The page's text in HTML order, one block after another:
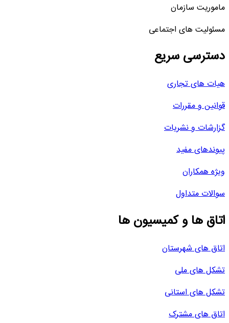
ماموریت سازمان
مسئولیت های اجتماعی
دسترسی سریع
هیات های تجاری
قوانین و مقررات
گزارشات و نشریات
پیوندهای مفید
ویژه همکاران
سوالات متداول
اتاق ها و کمیسیون ها
اتاق های شهرستان
تشکل های ملی
تشکل های استانی
اتاق های مشترک